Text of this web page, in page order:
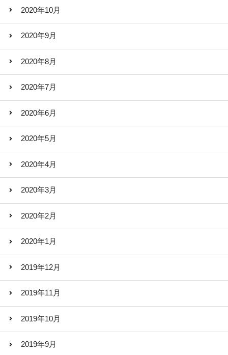
2020年10月
2020年9月
2020年8月
2020年7月
2020年6月
2020年5月
2020年4月
2020年3月
2020年2月
2020年1月
2019年12月
2019年11月
2019年10月
2019年9月